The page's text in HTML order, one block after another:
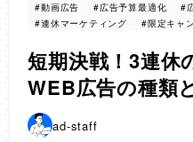
#動画広告
#広告予算最適化 #
#連休マーケティング
#限定キャ
短期決戦！3連休
WEB広告の種類
ad-staff